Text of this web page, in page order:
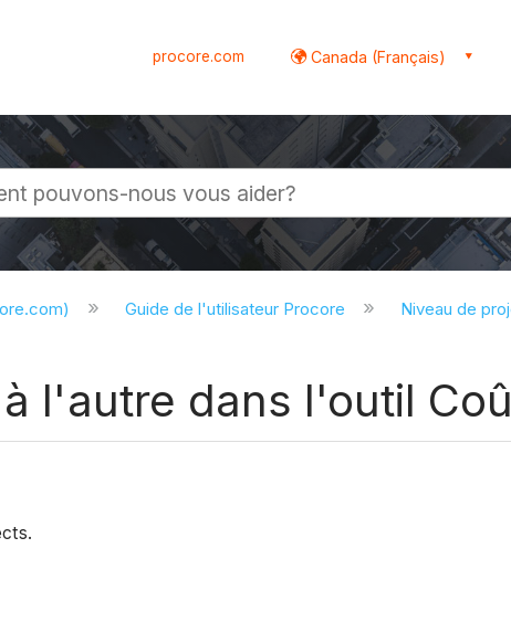
procore.com Canada (Français)
Guide de l'utilisateur Procore Niveau de
l'autre dans l'outil